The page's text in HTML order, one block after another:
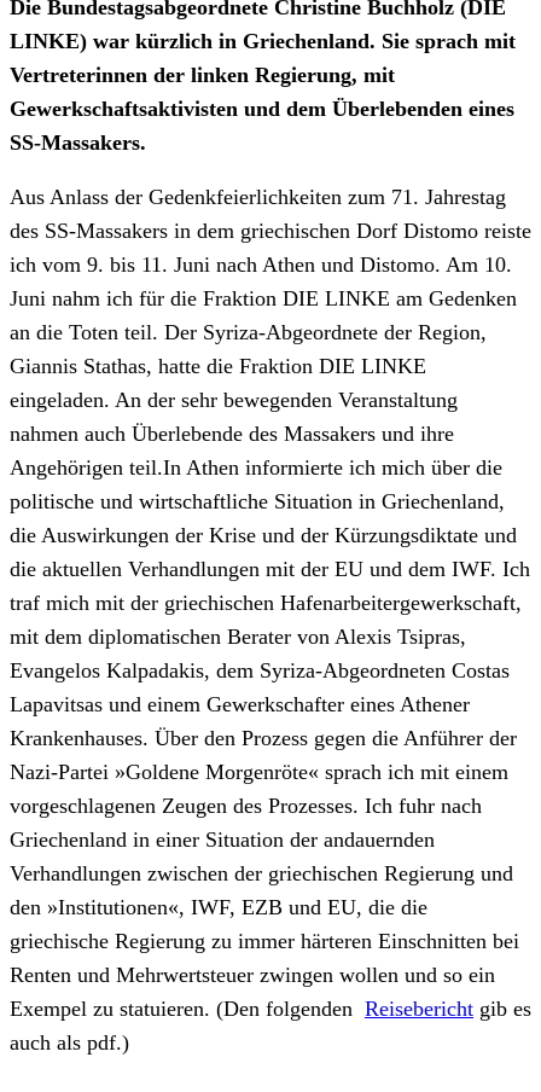
Die Bundestagsabgeordnete Christine Buchholz (DIE
LINKE) war kürzlich in Griechenland. Sie sprach mit
Vertreterinnen der linken Regierung, mit
Gewerkschaftsaktivisten und dem Überlebenden eines
SS-Massakers.
Aus Anlass der Gedenkfeierlichkeiten zum 71. Jahrestag
des SS-Massakers in dem griechischen Dorf Distomo reiste
ich vom 9. bis 11. Juni nach Athen und Distomo. Am 10.
Juni nahm ich für die Fraktion DIE LINKE am Gedenken
an die Toten teil. Der Syriza-Abgeordnete der Region,
Giannis Stathas, hatte die Fraktion DIE LINKE
eingeladen. An der sehr bewegenden Veranstaltung
nahmen auch Überlebende des Massakers und ihre
Angehörigen teil.In Athen informierte ich mich über die
politische und wirtschaftliche Situation in Griechenland,
die Auswirkungen der Krise und der Kürzungsdiktate und
die aktuellen Verhandlungen mit der EU und dem IWF. Ich
traf mich mit der griechischen Hafenarbeitergewerkschaft,
mit dem diplomatischen Berater von Alexis Tsipras,
Evangelos Kalpadakis, dem Syriza-Abgeordneten Costas
Lapavitsas und einem Gewerkschafter eines Athener
Krankenhauses. Über den Prozess gegen die Anführer der
Nazi-Partei »Goldene Morgenröte« sprach ich mit einem
vorgeschlagenen Zeugen des Prozesses. Ich fuhr nach
Griechenland in einer Situation der andauernden
Verhandlungen zwischen der griechischen Regierung und
den »Institutionen«, IWF, EZB und EU, die die
griechische Regierung zu immer härteren Einschnitten bei
Renten und Mehrwertsteuer zwingen wollen und so ein
Exempel zu statuieren. (Den folgenden Reisebericht gib es
auch als pdf.)